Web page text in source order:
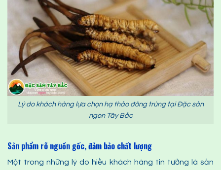
Lý do khách hàng lựa chọn hạ thảo đông trùng tại Đặc sản
ngon Tây Bắc
Sản phẩm rõ nguồn gốc, đảm bảo chất lượng
Một trong những lý do hiều khách hàng tin tưởng là sản